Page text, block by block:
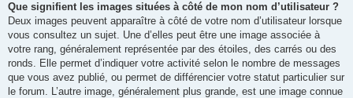
Que signifient les images situées à côté de mon nom d’utilisateur ?
Deux images peuvent apparaître à côté de votre nom d’utilisateur lorsque
vous consultez un sujet. Une d’elles peut être une image associée à
votre rang, généralement représentée par des étoiles, des carrés ou des
ronds. Elle permet d’indiquer votre activité selon le nombre de messages
que vous avez publié, ou permet de différencier votre statut particulier sur
le forum. L’autre image, généralement plus grande, est une image connue